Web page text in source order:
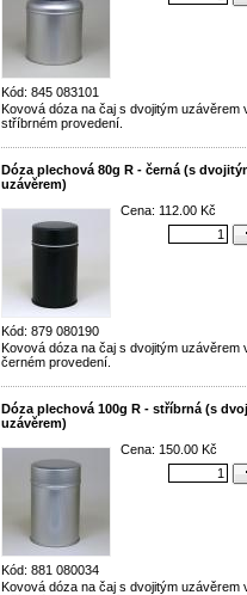
Kód: 845 083101
Kovová dóza na čaj s dvojitým uzávěrem
stříbrném provedení.
Dóza plechová 80g R - černá (s
uzávěrem)
Kód: 879 080190
Cena: 112.00 Kč
Kovová dóza na čaj s dvojitým uzávěrem
černém provedení.
Dóza plechová 100g R - stříbrná (s
uzávěrem)
Kód: 881 080034
Cena: 150.00 Kč
Kovová dóza na čaj s dvojitým uzávěrem